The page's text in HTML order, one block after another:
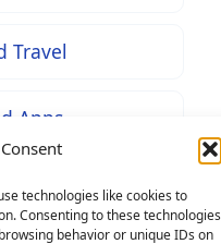
technologies like cookies to
Consenting to these technologies
behavior or unique IDs on
Travel
Apps
Inhalten